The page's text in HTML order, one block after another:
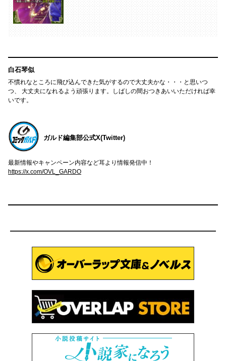
白石琴似
不慣れなところに飛び込んできた気がするので大丈夫かな・・・と思いつ
つ、 大丈夫になれるよう頑張ります。しばしの間おつきあいいただければ幸
いです。
ガルド編集部公式X(Twitter)
最新情報やキャンペーン内容など耳より情報発信中！
https://x.com/OVL_GARDO